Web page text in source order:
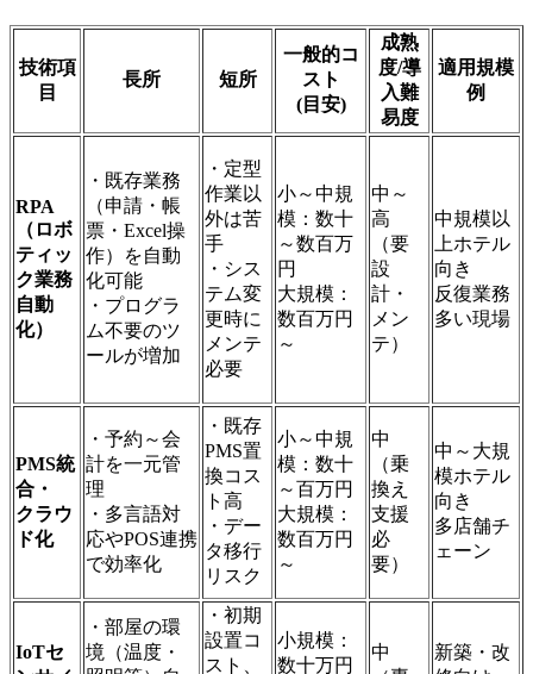
技術項
目
長所 短所
一般的コ
スト
(目安)
成熟
度/導
入難
易度
適用規模
例
RPA
（ロボ
ティッ
ク業務
自動
化）
・既存業務
（申請・帳
票・Excel操
作）を自動
化可能
・プログラ
ム不要のツ
ールが増加
・定型
作業以
外は苦
手
・シス
テム変
更時に
メンテ
必要
小～中規
模：数十
～数百万
円
大規模：
数百万円
～
中～
高
（要
設
計・
メン
テ）
中規模以
上ホテル
向き
反復業務
多い現場
PMS統
合・
クラウ
ド化
・予約～会
計を一元管
理
・多言語対
応やPOS連携
で効率化
・既存
PMS置
換コス
ト高
・デー
タ移行
リスク
小～中規
模：数十
～百万円
大規模：
数百万円
～
中
（乗
換え
支援
必
要）
中～大規
模ホテル
向き
多店舗チ
ェーン
IoTセ
・部屋の環
境（温度・
・初期
設置コ
スト、
小規模：
数十万円
中
新築・改